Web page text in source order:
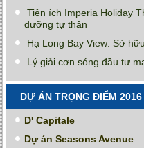
Tiện ích Imperia Holiday
dưỡng tự thân
Hạ Long Bay View: Sở
Lý giải cơn sóng đầu tư
DỰ ÁN TRỌNG ĐIỂM 2016
D' Capitale
Dự án Seasons Avenue